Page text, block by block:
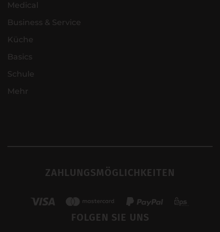
Medical
Business & Service
Küche
Basics
Schule
Mehr
ZAHLUNGSMÖGLICHKEITEN
FOLGEN SIE UNS